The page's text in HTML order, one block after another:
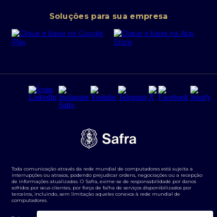
Portal da Privacidade
PRSAC
Regras e Parâmetros de Atuação Banco Safra
Segurança da Informação
Tarifas e serviços Pessoa Física
Transparência de remuneração
Termos e Condições para Portabilidade de Investimento
Cartão Safra Empresas
Empréstimo e financiamentos PJ
Derivativos
Agronegócios
Soluções para sua empresa
Toda comunicação através da rede mundial de computadores está sujeita a
interrupções ou atrasos, podendo prejudicar ordens, negociações ou a recepção
de informações atualizadas. O Safra, exime-se de responsabilidade por danos
sofridos por seus clientes, por força de falha de serviços disponibilizados por
terceiros, incluindo, sem limitação aqueles conexos à rede mundial de
computadores.